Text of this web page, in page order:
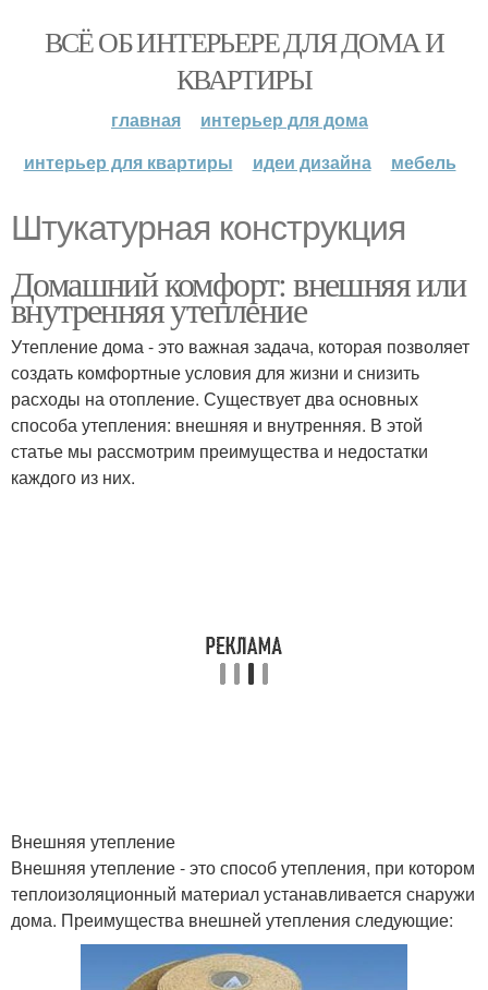
ВСЁ ОБ ИНТЕРЬЕРЕ ДЛЯ ДОМА И
КВАРТИРЫ
главная
интерьер для дома
интерьер для квартиры
идеи дизайна мебель
Штукатурная конструкция
Домашний комфорт: внешняя или
внутренняя утепление
Утепление дома - это важная задача, которая позволяет
создать комфортные условия для жизни и снизить
расходы на отопление. Существует два основных
способа утепления: внешняя и внутренняя. В этой
статье мы рассмотрим преимущества и недостатки
каждого из них.
Внешняя утепление
Внешняя утепление - это способ утепления, при котором
теплоизоляционный материал устанавливается снаружи
дома. Преимущества внешней утепления следующие: